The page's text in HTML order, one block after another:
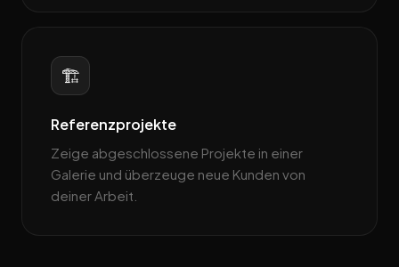
🏗️
Referenzprojekte
Zeige abgeschlossene Projekte in einer
Galerie und überzeuge neue Kunden von
deiner Arbeit.